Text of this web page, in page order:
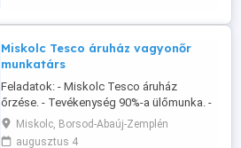
Miskolc Tesco áruház vagyonőr
munkatárs
Feladatok: - Miskolc Tesco áruház
őrzése. - Tevékenység 90%-a ülőmunka. -
Monitor megfigyelés. - Alapszintű
számítógép kezelés. Elvárások: - Magára
Miskolc, Borsod-Abaúj-Zemplén
augusztus 4